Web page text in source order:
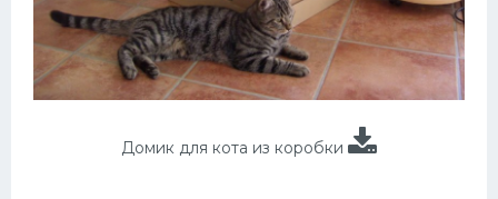
Домик для кота из коробки